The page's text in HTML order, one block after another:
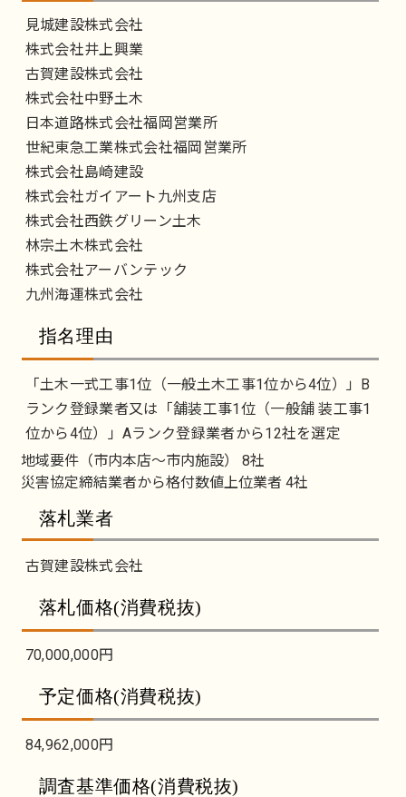
見城建設株式会社
株式会社井上興業
古賀建設株式会社
株式会社中野土木
日本道路株式会社福岡営業所
世紀東急工業株式会社福岡営業所
株式会社島崎建設
株式会社ガイアート九州支店
株式会社西鉄グリーン土木
林宗土木株式会社
株式会社アーバンテック
九州海運株式会社
指名理由
「土木一式工事1位（一般土木工事1位から4位）」B
ランク登録業者又は「舗装工事1位（一般舗 装工事1
位から4位）」Aランク登録業者から12社を選定
地域要件（市内本店～市内施設） 8社
災害協定締結業者から格付数値上位業者 4社
落札業者
古賀建設株式会社
落札価格(消費税抜)
70,000,000円
予定価格(消費税抜)
84,962,000円
調査基準価格(消費税抜)